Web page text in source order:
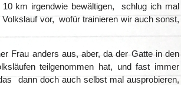
km irgendwie bewältigen, schlug ich mal
vor, wofür trainieren wir auch sonst,
Frau anders aus, aber, da der Gatte in den
teilgenommen hat, und fast immer
dann doch auch selbst mal ausprobieren,